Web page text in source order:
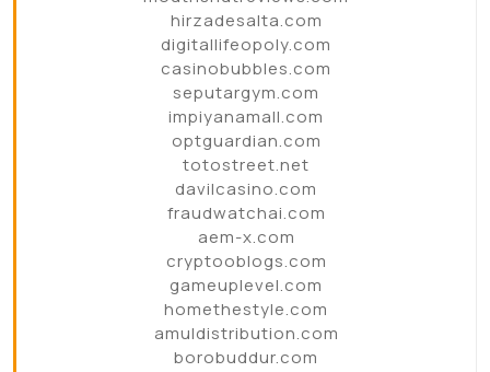
hirzadesalta.com
digitallifeopoly.com
casinobubbles.com
seputargym.com
impiyanamall.com
optguardian.com
totostreet.net
davilcasino.com
fraudwatchai.com
aem-x.com
cryptooblogs.com
gameuplevel.com
homethestyle.com
amuldistribution.com
borobuddur.com